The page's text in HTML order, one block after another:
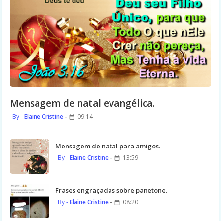
Mensagem de natal evangélica.
Elaine Cristine 09:14
Mensagem de natal para amigos.
Elaine Cristine 13:59
Frases engraçadas sobre panetone.
Elaine Cristine 08:20